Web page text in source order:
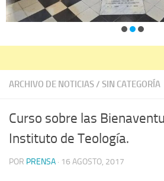
ARCHIVO DE NOTICIAS/ SIN CATEGORÍA
Curso sobre las
Instituto de Teología.
POR PRENSA · 16 AGOSTO, 2017